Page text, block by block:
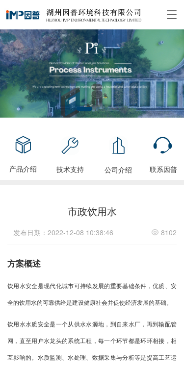
T
e
n
a
i
g
i
产品介绍 技术支持 公司介绍 联系因普
市政饮用水
发布日期：2022-12-08 10:38:46 8102
方案概述
饮用水安全是现代化城市可持续发展的重要基础条件，优质、安
全的饮用水的可靠供给是建设健康社会并促使经济发展的基础。
饮用水水质安全是一个从供水水源地，到自来水厂，再到输配管
网，直至用户水龙头的系统工程，每一个环节都是环环相接，相
互影响的。水质监测、水处理、数据采集与分析等是提高工艺运